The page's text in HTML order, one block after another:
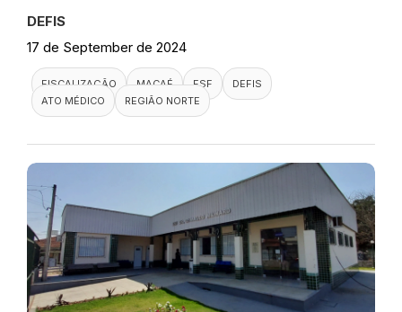
DEFIS
17 de September de 2024
FISCALIZAÇÃO MACAÉ ESF
DEFIS
ATO MÉDICO
REGIÃO NORTE